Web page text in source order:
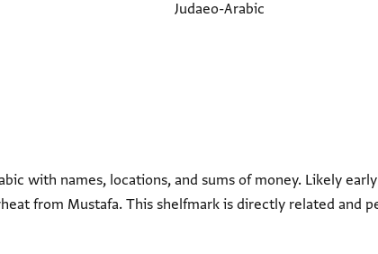
Judaeo-Arabic
with names, locations, and sums of money. Likely
from Mustafa. This shelfmark is directly related and